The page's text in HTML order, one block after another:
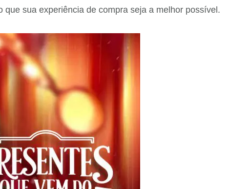
sua experiência de compra seja a melhor possível.